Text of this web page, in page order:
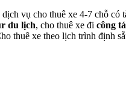
vụ cho thuê xe 4-7 chỗ
du lịch, cho thuê xe đi công
thuê xe theo lịch trình định